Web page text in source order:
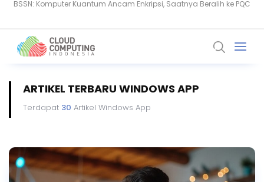
ARTIKEL TERBARU WINDOWS APP
Terdapat 30 Artikel Windows App